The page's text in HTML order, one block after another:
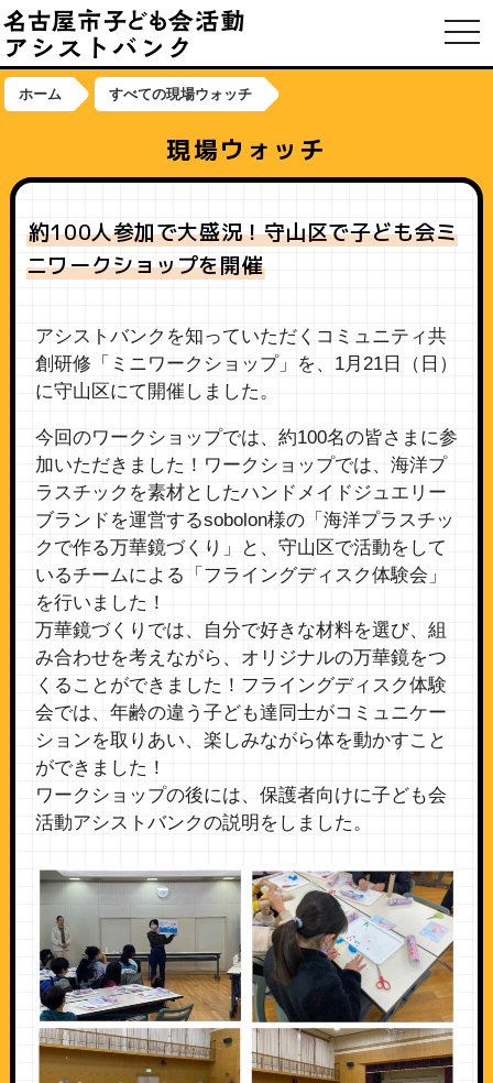
ホーム すべての現場ウォッチ
現場ウォッチ
約100人参加で大盛況！守山区で子ども会ミ
ニワークショップを開催
アシストバンクを知っていただくコミュニティ共
創研修「ミニワークショップ」を、1月21日（日）
に守山区にて開催しました。
今回のワークショップでは、約100名の皆さまに参
加いただきました！ワークショップでは、海洋プ
ラスチックを素材としたハンドメイドジュエリー
ブランドを運営するsobolon様の「海洋プラスチッ
クで作る万華鏡づくり」と、守山区で活動をして
いるチームによる「フライングディスク体験会」
を行いました！
万華鏡づくりでは、自分で好きな材料を選び、組
み合わせを考えながら、オリジナルの万華鏡をつ
くることができました！フライングディスク体験
会では、年齢の違う子ども達同士がコミュニケー
ションを取りあい、楽しみながら体を動かすこと
ができました！
ワークショップの後には、保護者向けに子ども会
活動アシストバンクの説明をしました。